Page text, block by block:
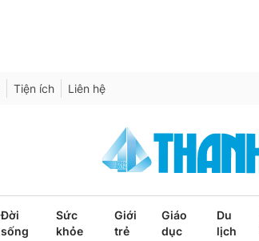
Tiện ích Liên hệ
Đời
sống
Sức
khỏe
Giới
trẻ
Giáo
dục
Du
lịch